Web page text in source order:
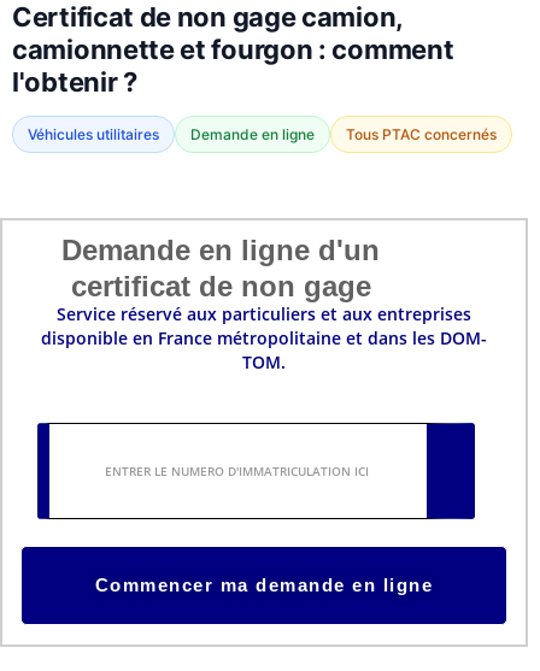
Certificat de non gage camion,
camionnette et fourgon : comment
l'obtenir ?
Véhicules utilitaires Demande en ligne Tous PTAC concernés
Demande en ligne d'un
certificat de non gage
Service réservé aux particuliers et aux entreprises
disponible en France métropolitaine et dans les DOM-
TOM.
NUMERO
D'IMMATRICULATION